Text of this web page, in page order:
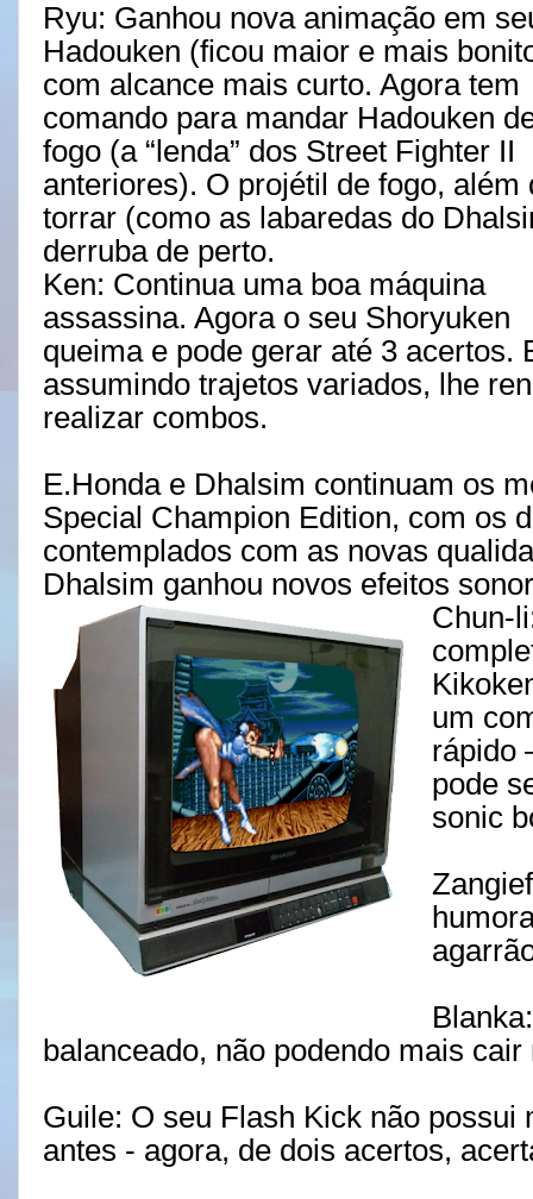
Ryu: Ganhou nova animação em
Hadouken (ficou maior e mais
com alcance mais curto. Agora tem
comando para mandar Hadouken
fogo (a “lenda” dos Street Fighter II
anteriores). O projétil de fogo, além
torrar (como as labaredas do
derruba de perto.
Ken: Continua uma boa máquina
assassina. Agora o seu Shoryuken
queima e pode gerar até 3 acertos.
assumindo trajetos variados, lhe
realizar combos.
E.Honda e Dhalsim continuam os
Special Champion Edition, com os
contemplados com as novas
Dhalsim ganhou novos efeitos
Chun-
um
rápido
pode
sonic
balanceado, não podendo mais
Guile: O seu Flash Kick não
antes - agora, de dois acertos,